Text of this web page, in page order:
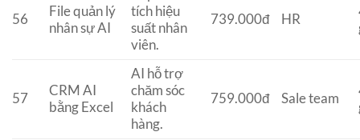
56
File quản lý
nhân sự AI
tích hiệu
suất nhân
viên.
739.000đ HR
57
CRM AI
bằng Excel
AI hỗ trợ
chăm sóc
khách
hàng.
759.000đ Sale team